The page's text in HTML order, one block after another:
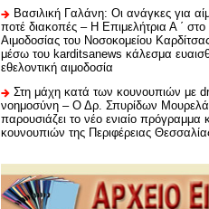
Βασιλική Γαλάνη: Οι ανάγκες για
ποτέ διακοπές – Η Επιμελήτρια Α ΄
Αιμοδοσίας του Νοσοκομείου
μέσω του karditsanews κάλεσμα
εθελοντική αιμοδοσία
Στη μάχη κατά των κουνουπιών με
νοημοσύνη – Ο Δρ. Σπυρίδων
παρουσιάζει το νέο ενιαίο πρόγραμμα
κουνουπιών της Περιφέρειας